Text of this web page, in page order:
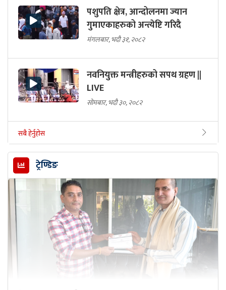
पशुपति क्षेत्र, आन्दोलनमा ज्यान
गुमाएकाहरुको अन्त्येष्टि गरिदै
मंगलबार, भदौ ३१, २०८२
नवनियुक्त मन्त्रीहरुको सपथ ग्रहण ||
LIVE
सोमबार, भदौ ३०, २०८२
सबै हेर्नुहोस
ट्रेण्डिङ